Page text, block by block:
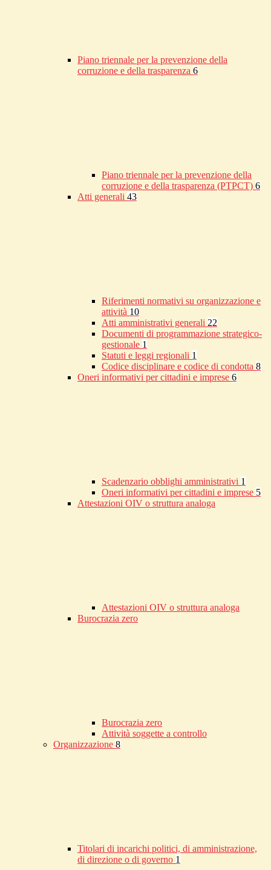
Piano triennale per la prevenzione della
corruzione e della trasparenza 6
Piano triennale per la prevenzione della
corruzione e della trasparenza (PTPCT) 6
Atti generali 43
Riferimenti normativi su organizzazione e
attività 10
Atti amministrativi generali 22
Documenti di programmazione strategico-
gestionale 1
Statuti e leggi regionali 1
Codice disciplinare e codice di condotta 8
Oneri informativi per cittadini e imprese 6
Scadenzario obblighi amministrativi 1
Oneri informativi per cittadini e imprese 5
Attestazioni OIV o struttura analoga
Attestazioni OIV o struttura analoga
Burocrazia zero
Burocrazia zero
Attività soggette a controllo
Organizzazione 8
Titolari di incarichi politici, di amministrazione,
di direzione o di governo 1